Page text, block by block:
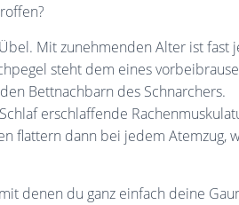
Mit zunehmenden Alter ist fast
steht dem eines
Bettnachbarn des Schnarchers.
erschlaffende
flattern dann bei jedem Atemzug,
denen du ganz einfach deine